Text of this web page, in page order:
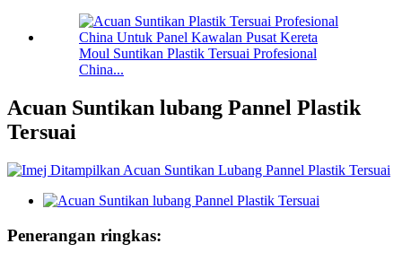
Moul Suntikan Plastik Tersuai Profesional
China...
Acuan Suntikan lubang Pannel Plastik
Tersuai
Penerangan ringkas: